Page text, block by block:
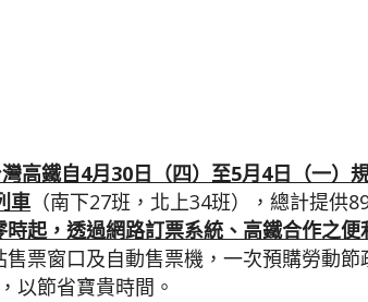
高鐵自4月30日（四）至5月4日（一）
車 （南下27班，北上34班），總計提供
時起，透過網路訂票系統、高鐵合作之便
售票窗口及自動售票機，一次預購勞動節
以節省寶貴時間。